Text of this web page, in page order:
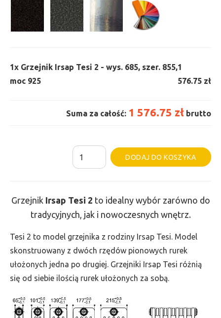
1x Grzejnik Irsap Tesi 2 - wys. 685, szer. 855,
moc 925
1
576.75 zł
Suma za całość: 1 576.75 zł brutto
ilość
Grzejnik
-
wys.
685,
szer.
855,
925
DODAJ DO KOSZYKA
Grzejnik Irsap Tesi 2 to idealny wybór zarówno do
tradycyjnych, jak i nowoczesnych wnętrz.
Tesi 2 to model grzejnika z rodziny Irsap Tesi. Model
skonstruowany z dwóch rzędów pionowych rurek
ułożonych jedna po drugiej. Grzejniki Irsap Tesi różnią
się od siebie ilością rurek ułożonych za sobą.